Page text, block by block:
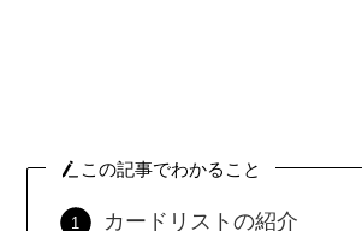
この記事でわかること
カードリストの紹介